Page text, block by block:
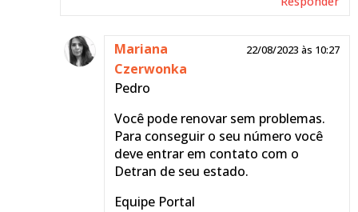
Mariana
Czerwonka
22/08/2023 às 10:27
Pedro
Você pode renovar sem problemas.
Para conseguir o seu número você
deve entrar em contato com o
Detran de seu estado.
Equipe Portal